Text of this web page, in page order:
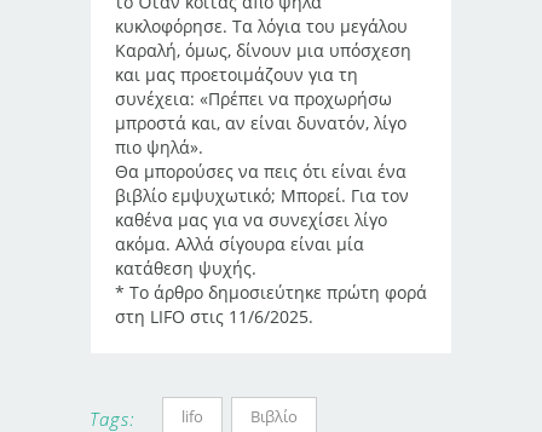
κυκλοφόρησε. Τα λόγια του μεγάλου
Καραλή, όμως, δίνουν μια υπόσχεση
και μας προετοιμάζουν για τη
συνέχεια: «Πρέπει να προχωρήσω
μπροστά και, αν είναι δυνατόν, λίγο
πιο ψηλά».
Θα μπορούσες να πεις ότι είναι ένα
βιβλίο εμψυχωτικό; Μπορεί. Για τον
καθένα μας για να συνεχίσει λίγο
ακόμα. Αλλά σίγουρα είναι μία
κατάθεση ψυχής.
* Το άρθρο δημοσιεύτηκε πρώτη φορά
στη LIFO στις 11/6/2025.
Tags: lifo Βιβλίο